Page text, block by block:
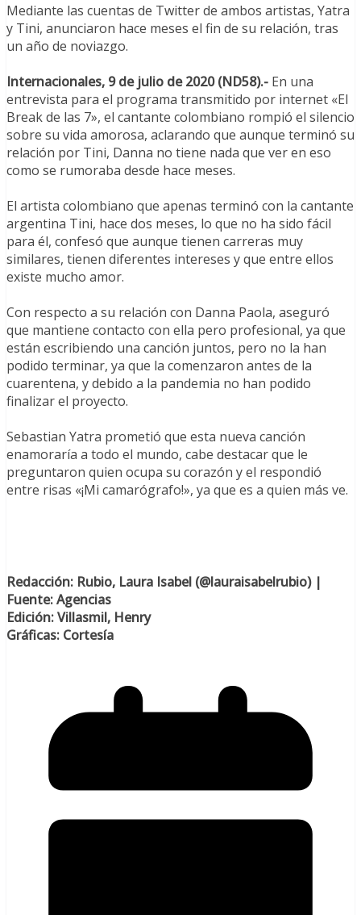
Mediante las cuentas de Twitter de ambos artistas, Yatra
y Tini, anunciaron hace meses el fin de su relación, tras
un año de noviazgo.
Internacionales, 9 de julio de 2020 (ND58).- En una
entrevista para el programa transmitido por internet «El
Break de las 7», el cantante colombiano rompió el silencio
sobre su vida amorosa, aclarando que aunque terminó su
relación por Tini, Danna no tiene nada que ver en eso
como se rumoraba desde hace meses.
El artista colombiano que apenas terminó con la cantante
argentina Tini, hace dos meses, lo que no ha sido fácil
para él, confesó que aunque tienen carreras muy
similares, tienen diferentes intereses y que entre ellos
existe mucho amor.
Con respecto a su relación con Danna Paola, aseguró
que mantiene contacto con ella pero profesional, ya que
están escribiendo una canción juntos, pero no la han
podido terminar, ya que la comenzaron antes de la
cuarentena, y debido a la pandemia no han podido
finalizar el proyecto.
Sebastian Yatra prometió que esta nueva canción
enamoraría a todo el mundo, cabe destacar que le
preguntaron quien ocupa su corazón y el respondió
entre risas «¡Mi camarógrafo!», ya que es a quien más ve.
Redacción: Rubio, Laura Isabel (@lauraisabelrubio) |
Fuente: Agencias
Edición: Villasmil, Henry
Gráficas: Cortesía